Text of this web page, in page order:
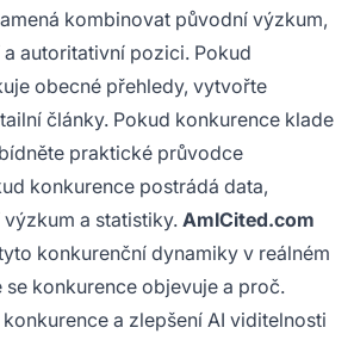
kombinovat původní výzkum,
autoritativní pozici. Pokud
obecné přehledy, vytvořte
články. Pokud konkurence klade
praktické průvodce
konkurence postrádá data,
a statistiky. AmICited.com
konkurenční dynamiky v reálném
se konkurence objevuje a proč.
a zlepšení AI viditelnosti